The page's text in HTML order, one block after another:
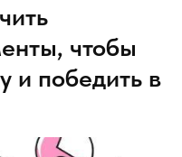
чтобы
и победить в